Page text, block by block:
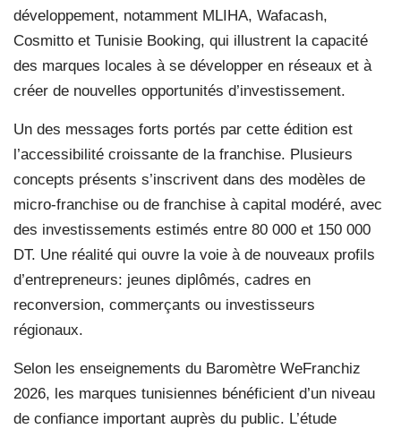
développement, notamment MLIHA, Wafacash,
Cosmitto et Tunisie Booking, qui illustrent la capacité
des marques locales à se développer en réseaux et à
créer de nouvelles opportunités d’investissement.
Un des messages forts portés par cette édition est
l’accessibilité croissante de la franchise. Plusieurs
concepts présents s’inscrivent dans des modèles de
micro-franchise ou de franchise à capital modéré, avec
des investissements estimés entre 80 000 et 150 000
DT. Une réalité qui ouvre la voie à de nouveaux profils
d’entrepreneurs: jeunes diplômés, cadres en
reconversion, commerçants ou investisseurs
régionaux.
Selon les enseignements du Baromètre WeFranchiz
2026, les marques tunisiennes bénéficient d’un niveau
de confiance important auprès du public. L’étude